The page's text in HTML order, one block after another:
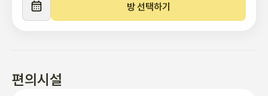
🎡 인근 명소 및 레스토랑
👉 서울역까지 17분 (4호선)
👉 잠실역까지 20분 (2호선)
방 선택하기
편의시설